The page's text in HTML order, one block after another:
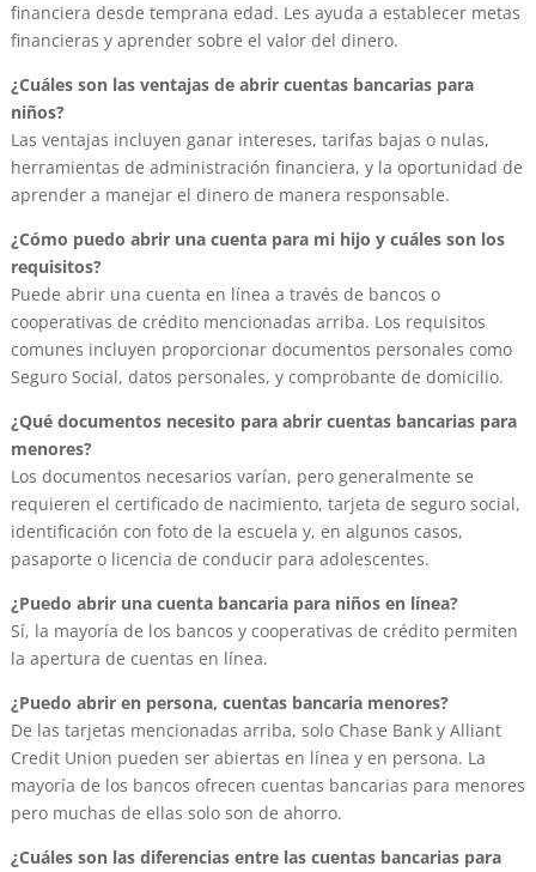
financiera desde temprana edad. Les ayuda a establecer metas
financieras y aprender sobre el valor del dinero.
¿Cuáles son las ventajas de abrir cuentas bancarias para
niños?
Las ventajas incluyen ganar intereses, tarifas bajas o nulas,
herramientas de administración financiera, y la oportunidad de
aprender a manejar el dinero de manera responsable.
¿Cómo puedo abrir una cuenta para mi hijo y cuáles son los
requisitos?
Puede abrir una cuenta en línea a través de bancos o
cooperativas de crédito mencionadas arriba. Los requisitos
comunes incluyen proporcionar documentos personales como
Seguro Social, datos personales, y comprobante de domicilio.
¿Qué documentos necesito para abrir cuentas bancarias para
menores?
Los documentos necesarios varían, pero generalmente se
requieren el certificado de nacimiento, tarjeta de seguro social,
identificación con foto de la escuela y, en algunos casos,
pasaporte o licencia de conducir para adolescentes.
¿Puedo abrir una cuenta bancaria para niños en línea?
Sí, la mayoría de los bancos y cooperativas de crédito permiten
la apertura de cuentas en línea.
¿Puedo abrir en persona, cuentas bancaria menores?
De las tarjetas mencionadas arriba, solo Chase Bank y Alliant
Credit Union pueden ser abiertas en línea y en persona. La
mayoría de los bancos ofrecen cuentas bancarias para menores
pero muchas de ellas solo son de ahorro.
¿Cuáles son las diferencias entre las cuentas bancarias para